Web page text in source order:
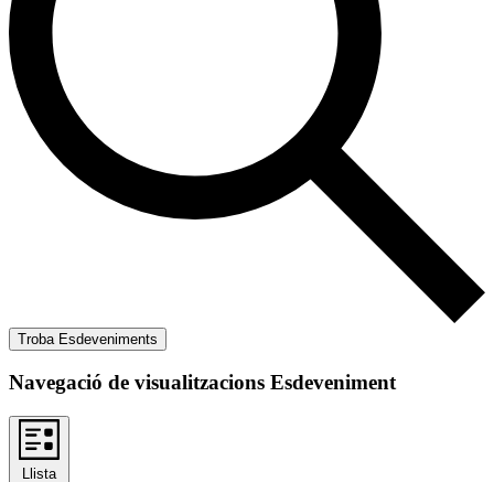
Troba Esdeveniments
Navegació de visualitzacions Esdeveniment
Llista